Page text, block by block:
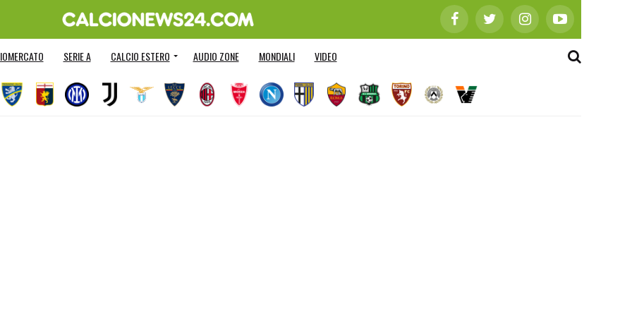
SERIE A CALCIO ESTERO AUDIO ZONE MONDIALI VIDEO